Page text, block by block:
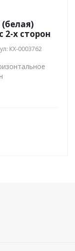
2-х сторон
КХ-0003762